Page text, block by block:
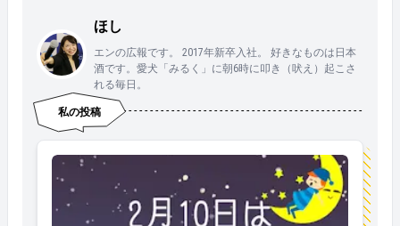
ほし
エンの広報です。 2017年新卒入社。 好きなものは日本
酒です。愛犬「みるく」に朝6時に叩き（吠え）起こさ
れる毎日。
私の投稿